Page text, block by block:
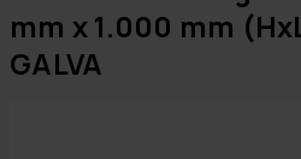
mm x 1.000 mm
GALVA